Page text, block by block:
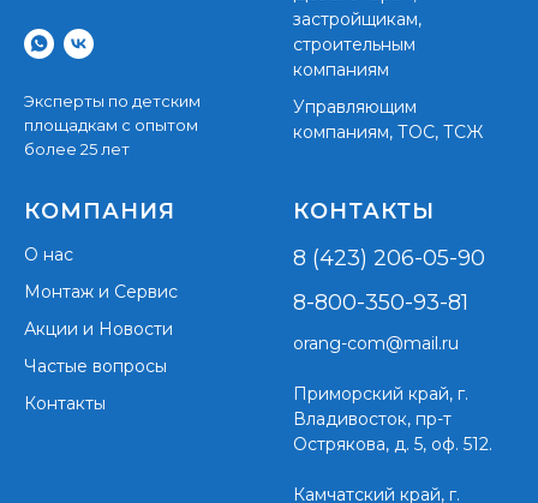
Эксперты по детским
площадкам с опытом
более 25 лет
застройщикам,
строительным
компаниям
Управляющим
компаниям, ТОС, ТСЖ
КОМПАНИЯ
О нас
Монтаж и Сервис
Акции и Новости
Частые вопросы
Контакты
КОНТАКТЫ
8 (423) 206-05-90
8-800-350-93-81
orang-com@mail.ru
Приморский край, г.
Владивосток, пр-т
Острякова, д. 5, оф. 512.
Камчатский край, г.